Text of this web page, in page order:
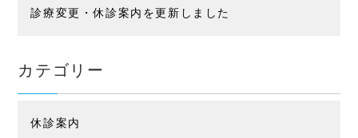
診療変更・休診案内を更新しました
カテゴリー
休診案内